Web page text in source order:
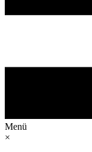
Menü
×